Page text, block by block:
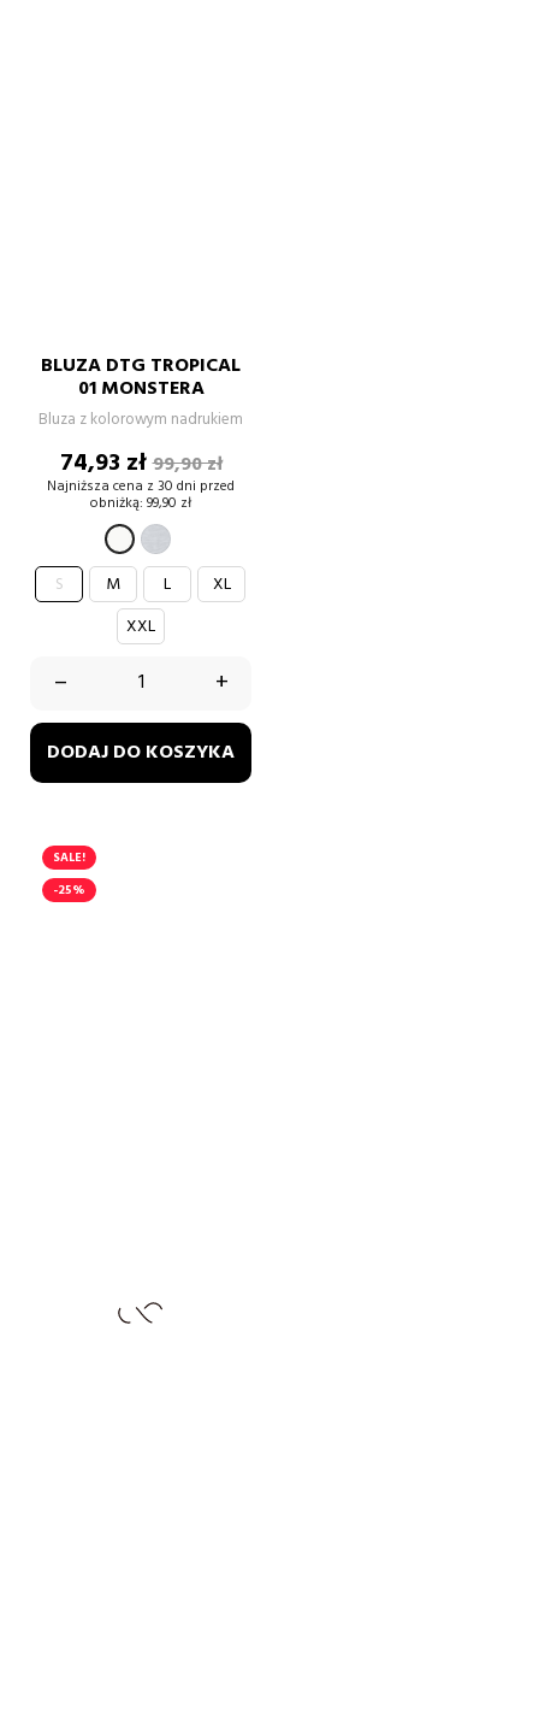
BLUZA DTG TROPICAL
01 MONSTERA
Bluza z kolorowym nadrukiem
Cena
74,93 złCena
podstawowa
99,90 zł
Najniższa cena z 30 dni przed
obniżką: 99,90 zł
BIAŁYSZARY
S
M L
XL
XXL
– +
DODAJ DO KOSZYKA
SALE!
-25%